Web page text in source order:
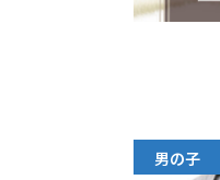
男の子